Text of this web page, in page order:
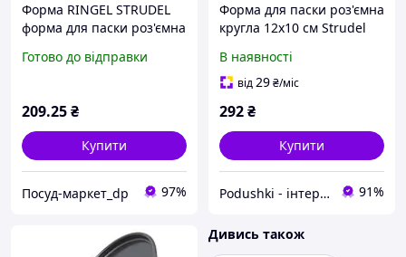
Форма RINGEL STRUDEL
форма для паски роз'ємна
10213-12)
Готово до відправки
209.25₴
Купити
Посуд-маркет_dp 97%
Форма для паски роз'ємна
кругла 12x10 см Strudel
В наявності
від29₴/міс
292₴
Купити
Podushki - інтернет-магазин Подушки 91%
Дивись також